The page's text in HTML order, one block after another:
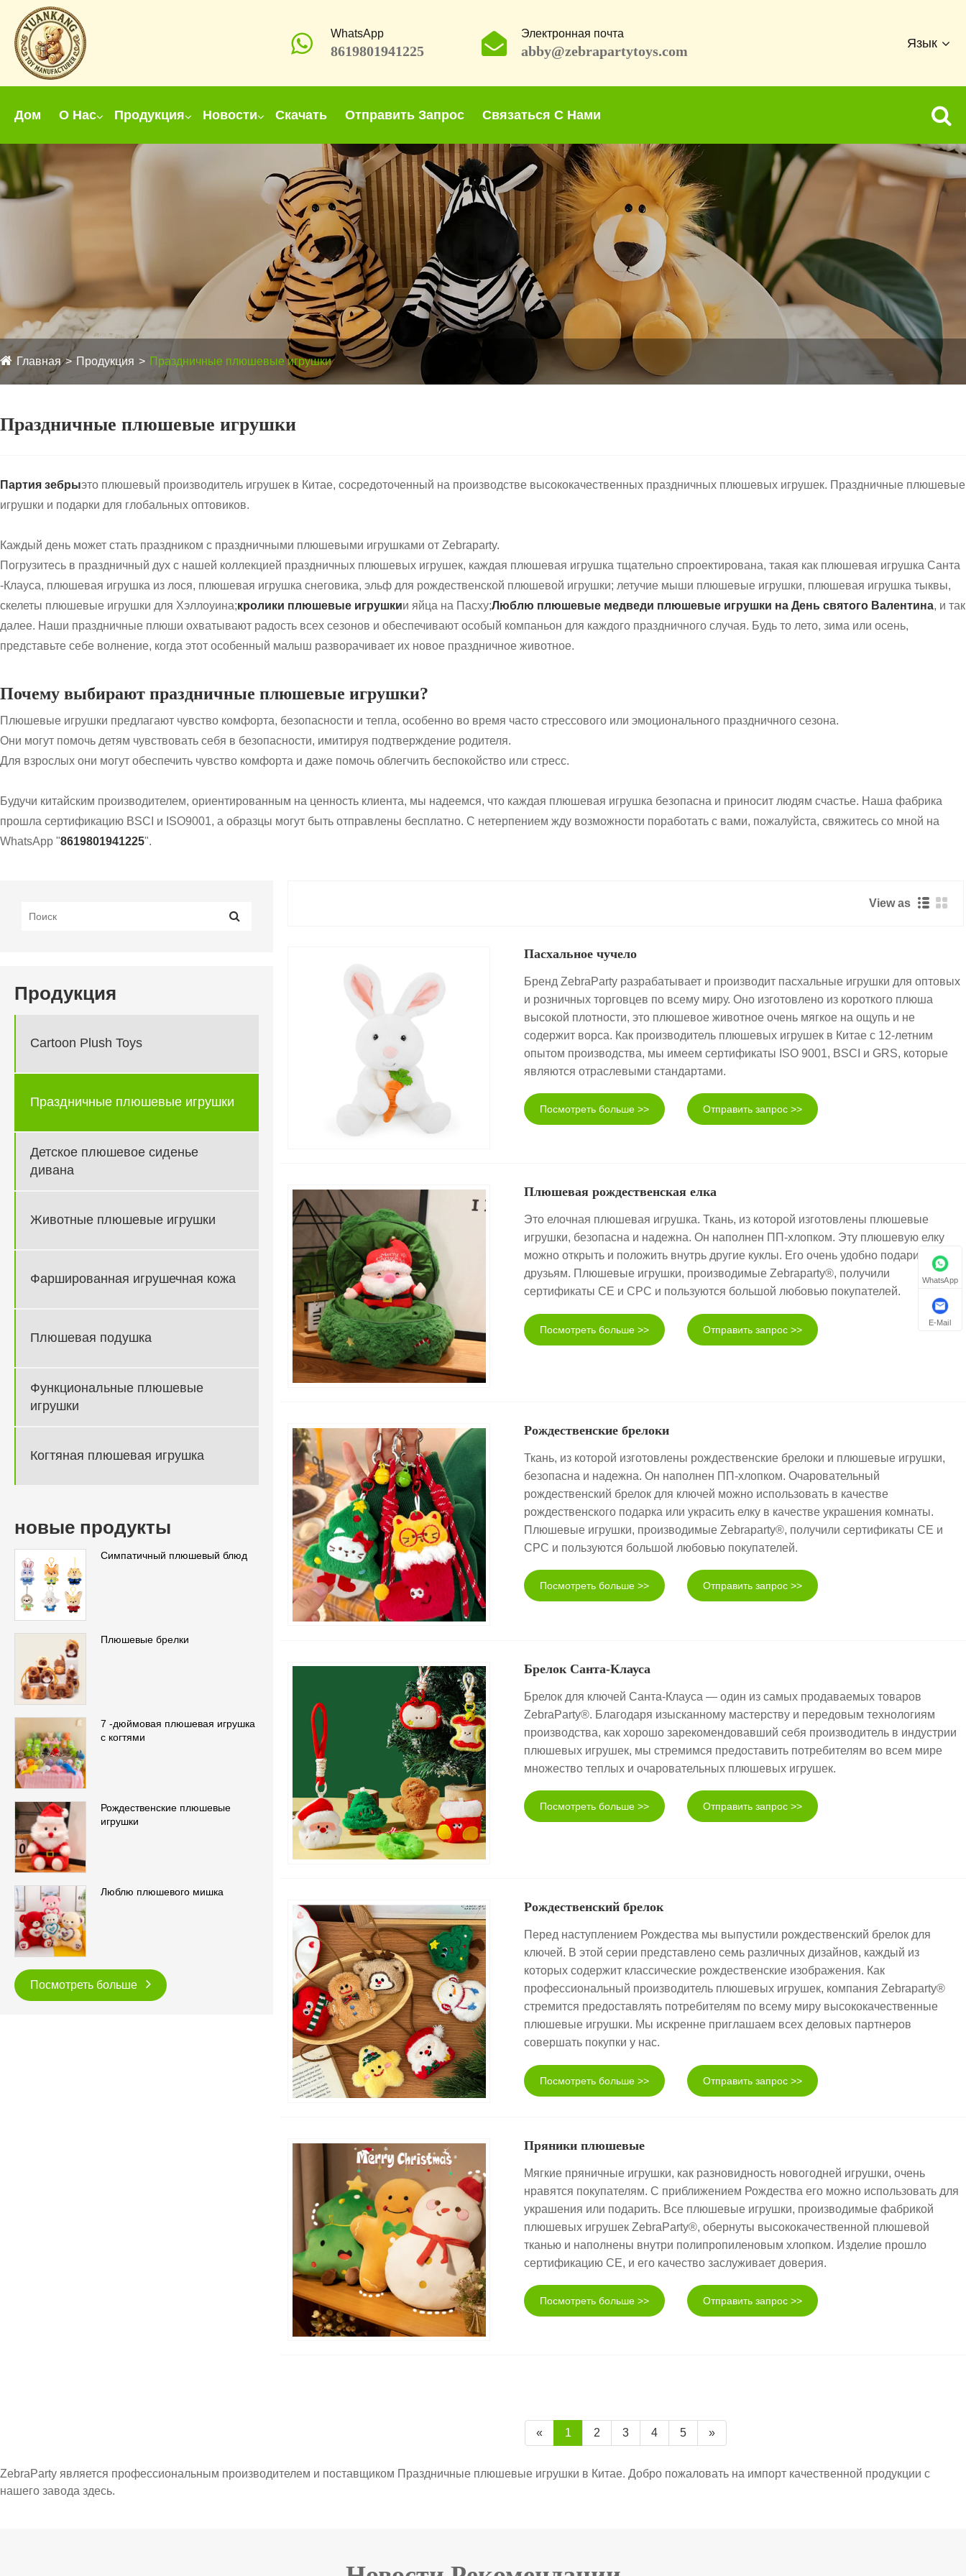
WhatsApp
8619801941225
Электронная почта
abby@zebrapartytoys.com
Язык
Дом О Нас Продукция Новости Скачать Отправить Запрос Связаться С Нами
Главная Продукция Праздничные плюшевые игрушки
Праздничные плюшевые игрушки
Партия зебрыэто плюшевый производитель игрушек в Китае, сосредоточенный на производстве высококачественных праздничных плюшевых игрушек. Праздничные плюшевые
игрушки и подарки для глобальных оптовиков.
Каждый день может стать праздником с праздничными плюшевыми игрушками от Zebraparty.
Погрузитесь в праздничный дух с нашей коллекцией праздничных плюшевых игрушек, каждая плюшевая игрушка тщательно спроектирована, такая как плюшевая игрушка Санта
-Клауса, плюшевая игрушка из лося, плюшевая игрушка снеговика, эльф для рождественской плюшевой игрушки; летучие мыши плюшевые игрушки, плюшевая игрушка тыквы,
скелеты плюшевые игрушки для Хэллоуина;кролики плюшевые игрушкии яйца на Пасху;Люблю плюшевые медведи плюшевые игрушки на День святого Валентина, и так
далее. Наши праздничные плюши охватывают радость всех сезонов и обеспечивают особый компаньон для каждого праздничного случая. Будь то лето, зима или осень,
представьте себе волнение, когда этот особенный малыш разворачивает их новое праздничное животное.
Почему выбирают праздничные плюшевые игрушки?
Плюшевые игрушки предлагают чувство комфорта, безопасности и тепла, особенно во время часто стрессового или эмоционального праздничного сезона.
Они могут помочь детям чувствовать себя в безопасности, имитируя подтверждение родителя.
Для взрослых они могут обеспечить чувство комфорта и даже помочь облегчить беспокойство или стресс.
Будучи китайским производителем, ориентированным на ценность клиента, мы надеемся, что каждая плюшевая игрушка безопасна и приносит людям счастье. Наша фабрика
прошла сертификацию BSCI и ISO9001, а образцы могут быть отправлены бесплатно. С нетерпением жду возможности поработать с вами, пожалуйста, свяжитесь со мной на
WhatsApp "8619801941225".
Продукция
Cartoon Plush Toys
Праздничные плюшевые игрушки
Детское плюшевое сиденье
дивана
Животные плюшевые игрушки
Фаршированная игрушечная кожа
Плюшевая подушка
Функциональные плюшевые
игрушки
Когтяная плюшевая игрушка
новые продукты
Симпатичный плюшевый блюд
Плюшевые брелки
7 -дюймовая плюшевая игрушка
с когтями
Рождественские плюшевые
игрушки
Люблю плюшевого мишка
Посмотреть больше
View as
Пасхальное чучело
Бренд ZebraParty разрабатывает и производит пасхальные игрушки для оптовых
и розничных торговцев по всему миру. Оно изготовлено из короткого плюша
высокой плотности, это плюшевое животное очень мягкое на ощупь и не
содержит ворса. Как производитель плюшевых игрушек в Китае с 12-летним
опытом производства, мы имеем сертификаты ISO 9001, BSCI и GRS, которые
являются отраслевыми стандартами.
Посмотреть больше >> Отправить запрос >>
Плюшевая рождественская елка
Это елочная плюшевая игрушка. Ткань, из которой изготовлены плюшевые
игрушки, безопасна и надежна. Он наполнен ПП-хлопком. Эту плюшевую елку
можно открыть и положить внутрь другие куклы. Его очень удобно подарить
друзьям. Плюшевые игрушки, производимые Zebraparty®, получили
сертификаты CE и CPC и пользуются большой любовью покупателей.
Посмотреть больше >> Отправить запрос >>
Рождественские брелоки
Ткань, из которой изготовлены рождественские брелоки и плюшевые игрушки,
безопасна и надежна. Он наполнен ПП-хлопком. Очаровательный
рождественский брелок для ключей можно использовать в качестве
рождественского подарка или украсить елку в качестве украшения комнаты.
Плюшевые игрушки, производимые Zebraparty®, получили сертификаты CE и
CPC и пользуются большой любовью покупателей.
Посмотреть больше >> Отправить запрос >>
Брелок Санта-Клауса
Брелок для ключей Санта-Клауса — один из самых продаваемых товаров
ZebraParty®. Благодаря изысканному мастерству и передовым технологиям
производства, как хорошо зарекомендовавший себя производитель в индустрии
плюшевых игрушек, мы стремимся предоставить потребителям во всем мире
множество теплых и очаровательных плюшевых игрушек.
Посмотреть больше >> Отправить запрос >>
Рождественский брелок
Перед наступлением Рождества мы выпустили рождественский брелок для
ключей. В этой серии представлено семь различных дизайнов, каждый из
которых содержит классические рождественские изображения. Как
профессиональный производитель плюшевых игрушек, компания Zebraparty®
стремится предоставлять потребителям по всему миру высококачественные
плюшевые игрушки. Мы искренне приглашаем всех деловых партнеров
совершать покупки у нас.
Посмотреть больше >> Отправить запрос >>
Пряники плюшевые
Мягкие пряничные игрушки, как разновидность новогодней игрушки, очень
нравятся покупателям. С приближением Рождества его можно использовать для
украшения или подарить. Все плюшевые игрушки, производимые фабрикой
плюшевых игрушек ZebraParty®, обернуты высококачественной плюшевой
тканью и наполнены внутри полипропиленовым хлопком. Изделие прошло
сертификацию CE, и его качество заслуживает доверия.
Посмотреть больше >> Отправить запрос >>
« 1 2 3 4 5 »
ZebraParty является профессиональным производителем и поставщиком Праздничные плюшевые игрушки в Китае. Добро пожаловать на импорт качественной продукции с
нашего завода здесь.
WhatsApp
E-Mail